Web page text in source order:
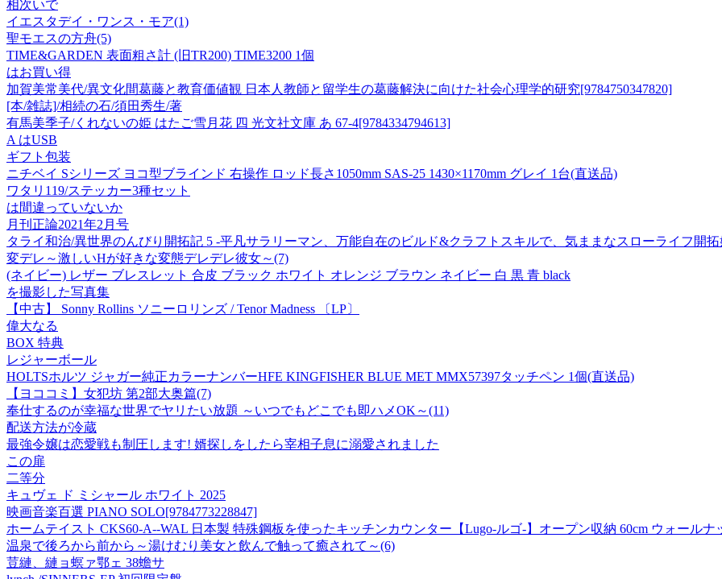
相次いで
イエスタデイ・ワンス・モア(1)
聖モエスの方舟(5)
TIME&GARDEN 表面粗さ計 (旧TR200) TIME3200 1個
はお買い得
加賀美常美代/異文化間葛藤と教育価値観 日本人教師と留学生の葛藤解決に向けた社会心理学的研究[9784750347820]
[本/雑誌]/相続の石/須田秀生/著
有馬美季子/くれないの姫 はたご雪月花 四 光文社文庫 あ 67-4[9784334794613]
A はUSB
ギフト包装
ニチベイ Sシリーズ ヨコ型ブラインド 右操作 ロッド長さ1050mm SAS-25 1430×1170mm グレイ 1台(直送品)
ワタリ119/ステッカー3種セット
は間違っていないか
月刊正論2021年2月号
タライ和治/異世界のんびり開拓記 5 -平凡サラリーマン、万能自在のビルド&クラフトスキルで、気ままなスローライフ開拓
変デレ～激しいHが好きな変態デレデレ彼女～(7)
(ネイビー) レザー ブレスレット 合皮 ブラック ホワイト オレンジ ブラウン ネイビー 白 黒 青 black
を撮影した写真集
【中古】 Sonny Rollins ソニーロリンズ / Tenor Madness 〔LP〕
偉大なる
BOX 特典
レジャーボール
HOLTSホルツ ジャガー純正カラーナンバーHFE KINGFISHER BLUE MET MMX57397タッチペン 1個(直送品)
【ヨココミ】女犯坊 第2部大奥篇(7)
奉仕するのが幸福な世界でヤリたい放題 ～いつでもどこでも即ハメOK～(11)
配送方法が冷蔵
最強令嬢は恋愛戦も制圧します! 婿探しをしたら宰相子息に溺愛されました
この扉
二等分
キュヴェ ド ミシャール ホワイト 2025
映画音楽百選 PIANO SOLO[9784773228847]
ホームテイスト CKS60-A--WAL 日本製 特殊鋼板を使ったキッチンカウンター【Lugo-ルゴ-】オープン収納 60cm ウォールナ
温泉で後ろから前から～湯けむり美女と飲んで触って癒されて～(6)
荳縺、縺ョ螟ァ鄂ェ 38蟾サ